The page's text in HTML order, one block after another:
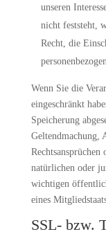
unseren
nicht feststeht,
Recht, die
Wenn Sie die
eingeschränkt
Speicherung
Geltendmachung,
Rechtsansprüchen
natürlichen oder
wichtigen
eines
SSL- bzw.